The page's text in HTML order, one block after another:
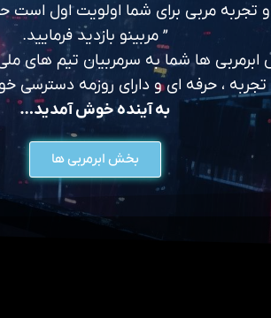
و تجربه مربی برای شما اولویت اول است
” مربینو بازدید فرمایید.
ها شما به سرمربیان تیم های ملی
تجربه ، حرفه ای و دارای روزمه دسترسی
به آینده خوش آمدید…
بخش ابرمربی ها